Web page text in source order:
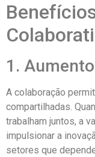
1.
A colaboração
compartilhadas.
trabalham juntos, a
impulsionar a
setores que